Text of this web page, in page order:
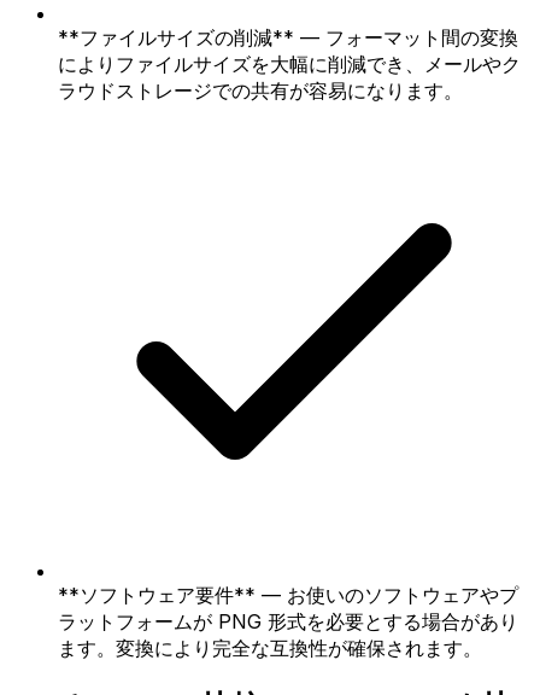
**ファイルサイズの削減** — フォーマット間の変換
によりファイルサイズを大幅に削減でき、メールやク
ラウドストレージでの共有が容易になります。
**ソフトウェア要件** — お使いのソフトウェアやプ
ラットフォームが PNG 形式を必要とする場合があり
ます。変換により完全な互換性が確保されます。